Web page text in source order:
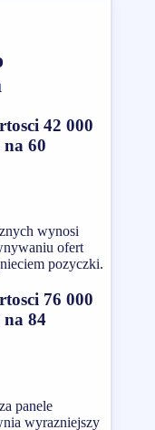
42 000
60
wynosi
ofert
pozyczki.
76 000
84
panele
wyrazniejszy